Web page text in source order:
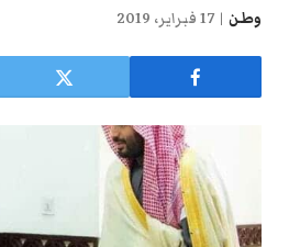
وطن 17 فبراير، 2019